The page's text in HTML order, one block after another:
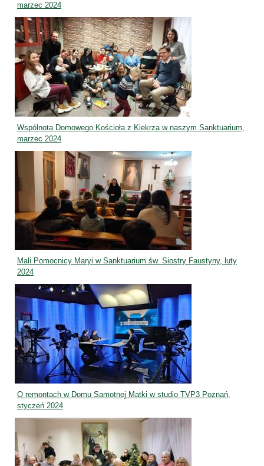
marzec 2024
Wspólnota Domowego Kościoła z Kiekrza w naszym Sanktuarium,
marzec 2024
Mali Pomocnicy Maryi w Sanktuarium św. Siostry Faustyny, luty
2024
O remontach w Domu Samotnej Matki w studio TVP3 Poznań,
styczeń 2024